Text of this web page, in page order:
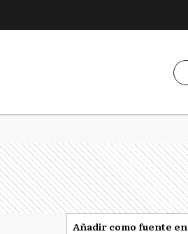
Añadir como fuente en